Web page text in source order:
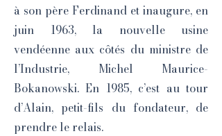
à son père Ferdinand et inaugure, en
juin 1963, la nouvelle usine
vendéenne aux côtés du ministre de
l’Industrie, Michel Maurice-
Bokanowski. En 1985, c’est au tour
d’Alain, petit-fils du fondateur, de
prendre le relais.